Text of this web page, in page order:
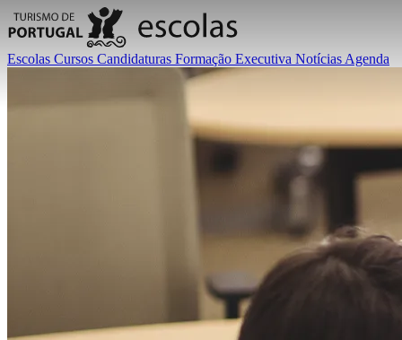
Escolas Cursos Candidaturas Formação Executiva Notícias Agenda